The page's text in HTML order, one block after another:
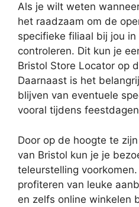
Als je wilt weten
het raadzaam om de
specifieke filiaal bij jou
controleren. Dit kun je
Bristol Store Locator op
Daarnaast is het
blijven van eventuele
vooral tijdens
Door op de hoogte te
van Bristol kun je je
teleurstelling
profiteren van leuke
en zelfs online winkelen